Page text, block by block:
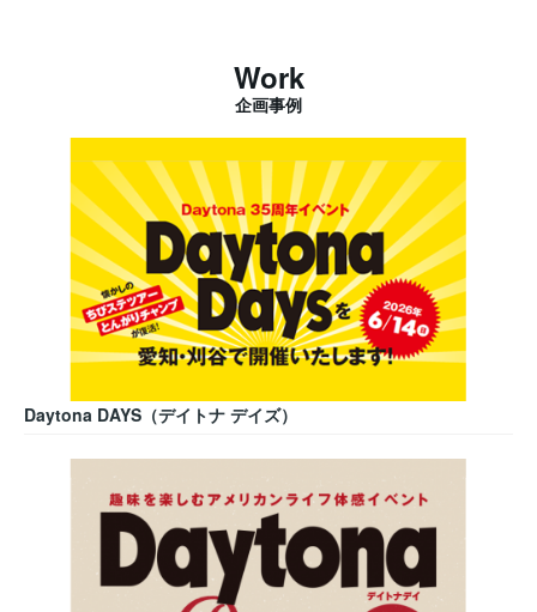
Work
企画事例
Daytona DAYS（デイトナ デイズ）